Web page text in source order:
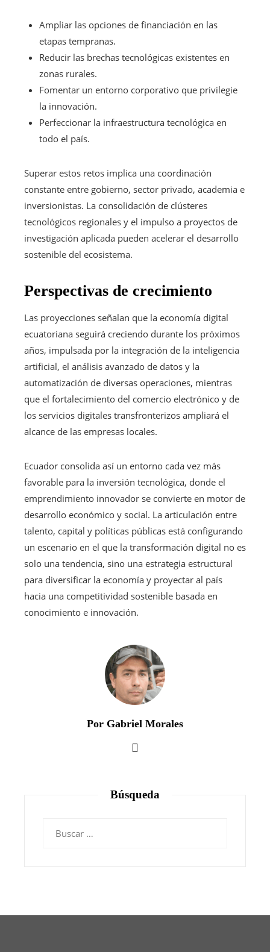
Ampliar las opciones de financiación en las
etapas tempranas.
Reducir las brechas tecnológicas existentes en
zonas rurales.
Fomentar un entorno corporativo que privilegie
la innovación.
Perfeccionar la infraestructura tecnológica en
todo el país.
Superar estos retos implica una coordinación
constante entre gobierno, sector privado, academia e
inversionistas. La consolidación de clústeres
tecnológicos regionales y el impulso a proyectos de
investigación aplicada pueden acelerar el desarrollo
sostenible del ecosistema.
Perspectivas de crecimiento
Las proyecciones señalan que la economía digital
ecuatoriana seguirá creciendo durante los próximos
años, impulsada por la integración de la inteligencia
artificial, el análisis avanzado de datos y la
automatización de diversas operaciones, mientras
que el fortalecimiento del comercio electrónico y de
los servicios digitales transfronterizos ampliará el
alcance de las empresas locales.
Ecuador consolida así un entorno cada vez más
favorable para la inversión tecnológica, donde el
emprendimiento innovador se convierte en motor de
desarrollo económico y social. La articulación entre
talento, capital y políticas públicas está configurando
un escenario en el que la transformación digital no es
solo una tendencia, sino una estrategia estructural
para diversificar la economía y proyectar al país
hacia una competitividad sostenible basada en
conocimiento e innovación.
Por Gabriel Morales
Búsqueda